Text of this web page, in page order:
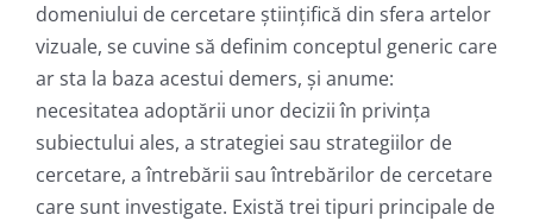
domeniului de cercetare ştiinţifică din sfera artelor
vizuale, se cuvine să definim conceptul generic care
ar sta la baza acestui demers, şi anume:
necesitatea adoptării unor decizii în privinţa
subiectului ales, a strategiei sau strategiilor de
cercetare, a întrebării sau întrebărilor de cercetare
care sunt investigate. Există trei tipuri principale de